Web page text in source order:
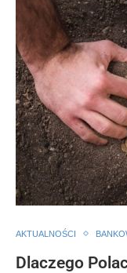
AKTUALNOŚCI
Dlaczego